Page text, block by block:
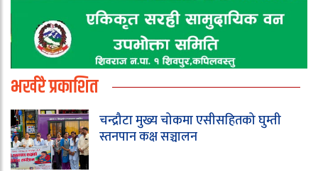
भर्खरै प्रकाशित
चन्द्रौटा मुख्य चोकमा एसीसहितको घुम्ती
स्तनपान कक्ष सञ्चालन